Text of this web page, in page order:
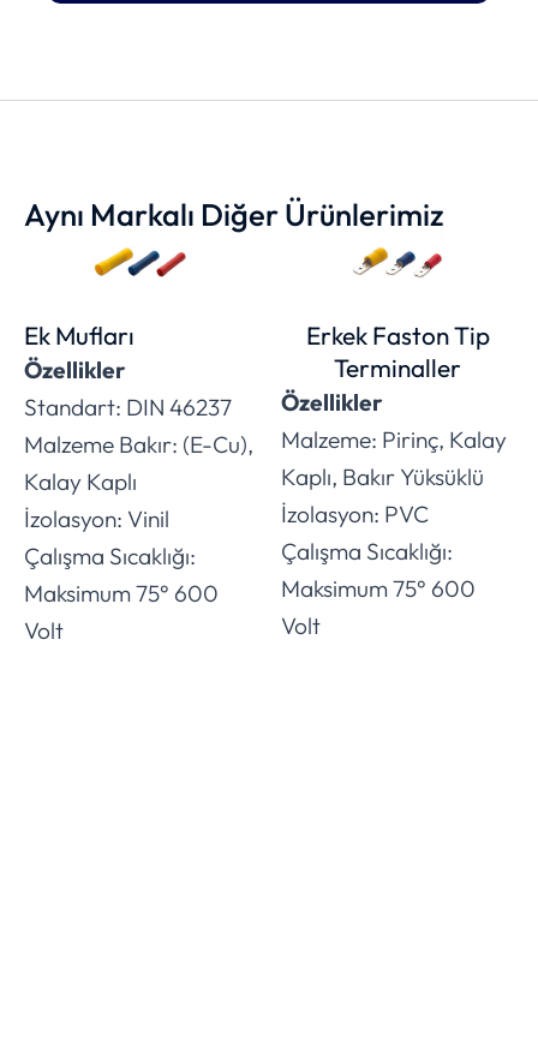
Aynı Markalı Diğer Ürünlerimiz
Ek Mufları
Özellikler
Standart: DIN 46237
Malzeme Bakır: (E-Cu),
Kalay Kaplı
İzolasyon: Vinil
Çalışma Sıcaklığı:
Maksimum 75° 600
Volt
Erkek Faston Tip
Terminaller
Özellikler
Malzeme: Pirinç, Kalay
Kaplı, Bakır Yüksüklü
İzolasyon: PVC
Çalışma Sıcaklığı:
Maksimum 75° 600
Volt